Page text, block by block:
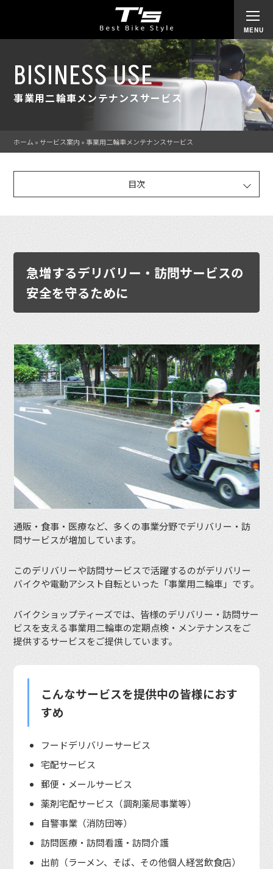
BISINESS USE
事業用二輪車メンテナンスサービス
ホーム »サービス案内 » 事業用二輪車メンテナンスサービス
目次
急増するデリバリー・訪問サービスの
安全を守るために
通販・食事・医療など、多くの事業分野でデリバリー・訪
問サービスが増加しています。
このデリバリーや訪問サービスで活躍するのがデリバリー
バイクや電動アシスト自転といった「事業用二輪車」です。
バイクショップティーズでは、皆様のデリバリー・訪問サー
ビスを支える事業用二輪車の定期点検・メンテナンスをご
提供するサービスをご提供しています。
こんなサービスを提供中の皆様におす
すめ
フードデリバリーサービス
宅配サービス
郵便・メールサービス
薬剤宅配サービス（調剤薬局事業等）
自警事業（消防団等）
訪問医療・訪問看護・訪問介護
出前（ラーメン、そば、その他個人経営飲食店）